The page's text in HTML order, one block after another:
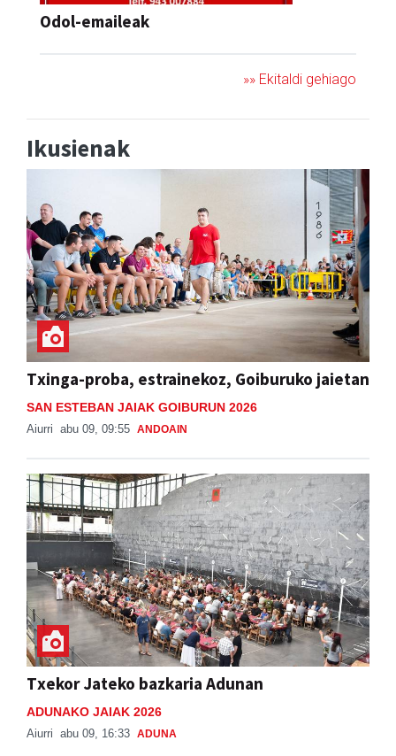
Odol-emaileak
»» Ekitaldi gehiago
Ikusienak
Txinga-proba, estrainekoz, Goiburuko jaietan
SAN ESTEBAN JAIAK GOIBURUN 2026
Aiurri abu 09, 09:55 ANDOAIN
Txekor Jateko bazkaria Adunan
ADUNAKO JAIAK 2026
Aiurri abu 09, 16:33 ADUNA